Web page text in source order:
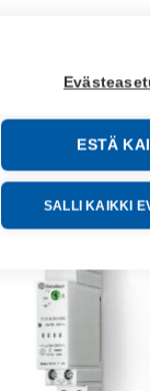
ESTÄ
SALLI KAIKKI